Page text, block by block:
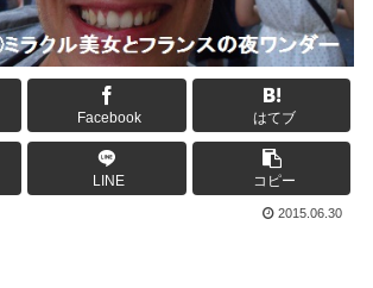
Facebook はてブ
LINE コピー
2015.06.30